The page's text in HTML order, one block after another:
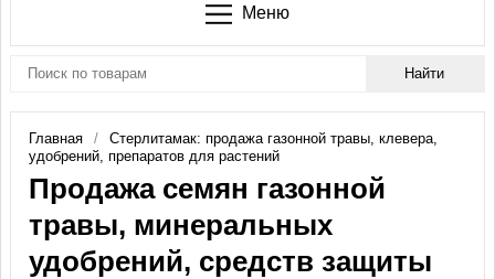
Меню
Главная
Стерлитамак: продажа газонной травы, клевера,
удобрений, препаратов для растений
Продажа семян газонной
травы, минеральных
удобрений, средств защиты